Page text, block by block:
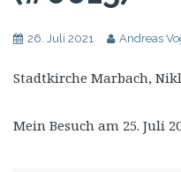
26. Juli 2021 Andreas
Stadtkirche Marbach,
Mein Besuch am 25. Juli